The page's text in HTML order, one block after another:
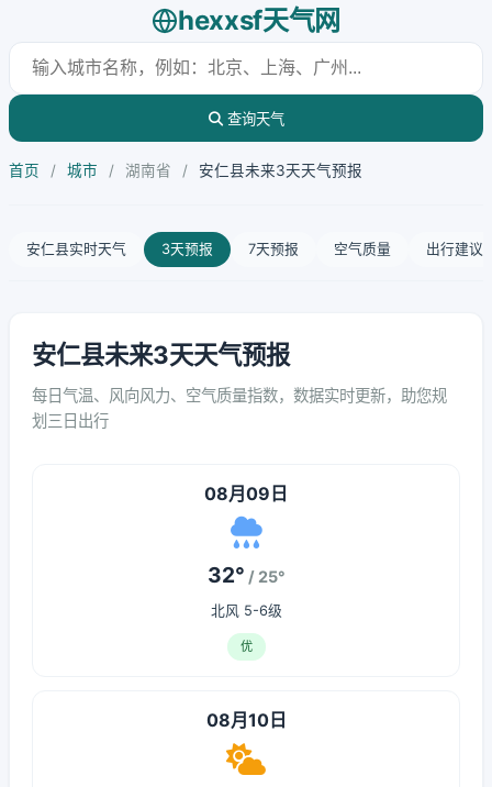
hexxsf天气网
查询天气
首页 / 城市 / 湖南省 / 安仁县未来3天天气预报
安仁县实时天气 3天预报 7天预报 空气质量 出行建议
安仁县未来3天天气预报
每日气温、风向风力、空气质量指数，数据实时更新，助您规
划三日出行
08月09日
32° / 25°
北风 5-6级
优
08月10日